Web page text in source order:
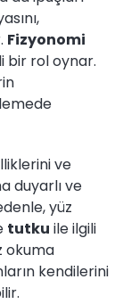
Fizyonomi
bir rol oynar.
ve
duyarlı ve
yüz
tutku ile ilgili
okuma
kendilerini